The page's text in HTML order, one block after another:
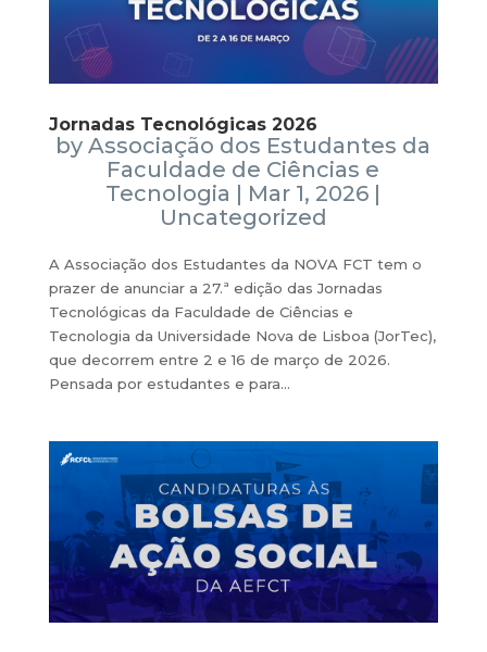
Jornadas Tecnológicas 2026
byAssociação dos Estudantes da
Faculdade de Ciências e
Tecnologia | Mar 1, 2026 |
Uncategorized
A Associação dos Estudantes da NOVA FCT tem o
prazer de anunciar a 27.ª edição das Jornadas
Tecnológicas da Faculdade de Ciências e
Tecnologia da Universidade Nova de Lisboa (JorTec),
que decorrem entre 2 e 16 de março de 2026.
Pensada por estudantes e para...